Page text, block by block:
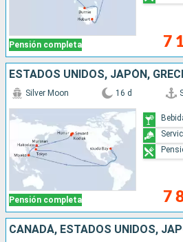
Pensión completa 7
ESTADOS UNIDOS, JAPÓN,
Pensión completa
Silver Moon 16 d
7
CANADÁ, ESTADOS UNIDOS,